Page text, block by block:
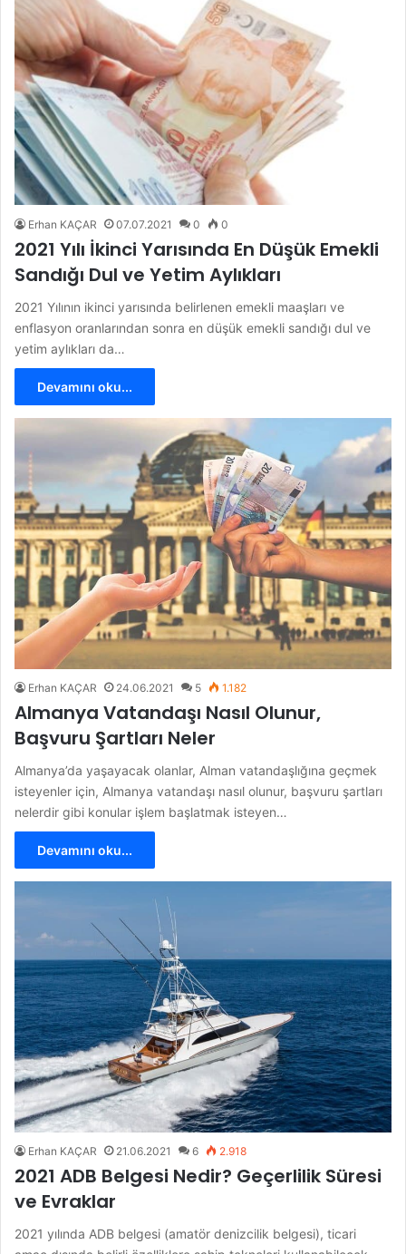
Erhan KAÇAR 07.07.2021 0 0
2021 Yılı İkinci Yarısında En Düşük Emekli
Sandığı Dul ve Yetim Aylıkları
2021 Yılının ikinci yarısında belirlenen emekli maaşları ve
enflasyon oranlarından sonra en düşük emekli sandığı dul ve
yetim aylıkları da…
Devamını oku...
Erhan KAÇAR 24.06.2021 5 1.182
Almanya Vatandaşı Nasıl Olunur,
Başvuru Şartları Neler
Almanya’da yaşayacak olanlar, Alman vatandaşlığına geçmek
isteyenler için, Almanya vatandaşı nasıl olunur, başvuru şartları
nelerdir gibi konular işlem başlatmak isteyen…
Devamını oku...
Erhan KAÇAR 21.06.2021 6 2.918
2021 ADB Belgesi Nedir? Geçerlilik Süresi
ve Evraklar
2021 yılında ADB belgesi (amatör denizcilik belgesi), ticari